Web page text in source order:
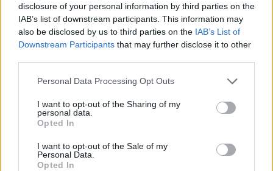
disclosure of your personal information by third parties on the
IAB’s list of downstream participants. This information may
also be disclosed by us to third parties on the IAB’s List of
Downstream Participants that may further disclose it to other
Personal Data Processing Opt Outs
I want to opt-out of the Sharing of my
personal data.
Opted In
I want to opt-out of the Sale of my
Personal Data.
Opted In
Σχετικά Άρθρα